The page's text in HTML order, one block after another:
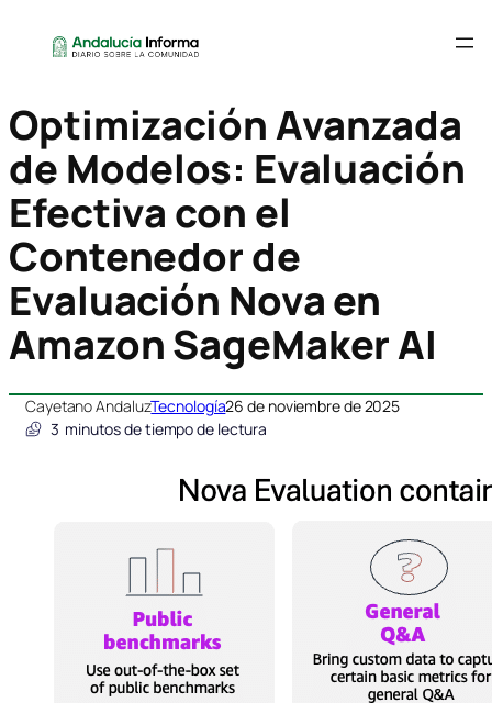
Optimización Avanzada
de Modelos: Evaluación
Efectiva con el
Contenedor de
Evaluación Nova en
Amazon SageMaker AI
Cayetano AndaluzTecnología26 de noviembre de 2025
3 minutos de tiempo de lectura